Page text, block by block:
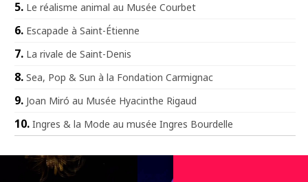
Le réalisme animal au Musée Courbet
Escapade à Saint-Étienne
La rivale de Saint-Denis
Sea, Pop & Sun à la Fondation Carmignac
Joan Miró au Musée Hyacinthe Rigaud
Ingres & la Mode au musée Ingres Bourdelle